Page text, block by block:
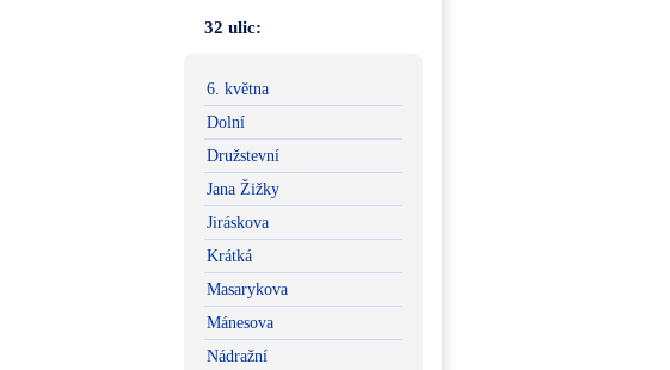
32 ulic:
6. května
Dolní
Družstevní
Jana Žižky
Jiráskova
Krátká
Masarykova
Mánesova
Nádražní